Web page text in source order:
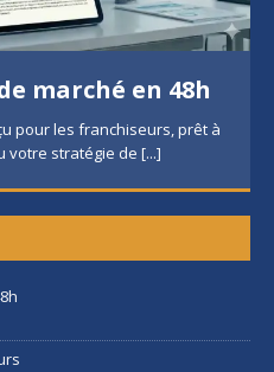
marché en 48h
pour les franchiseurs, prêt à
votre stratégie de [...]